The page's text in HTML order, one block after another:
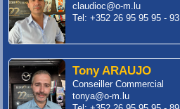
claudioc@o-m.lu
Tel: +352 26 95 95 95 - 93
Tony ARAUJO
Conseiller Commercial
tonya@o-m.lu